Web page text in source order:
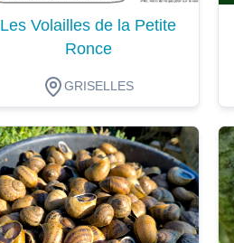
Les Volailles de la Petite
Ronce
GRISELLES
Dégustation